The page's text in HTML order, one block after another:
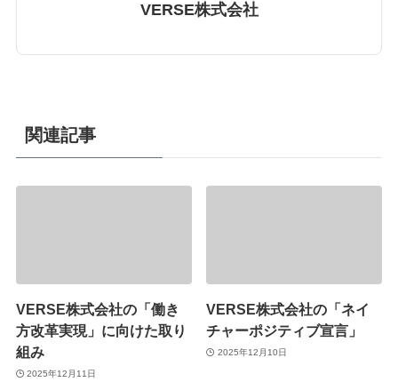
VERSE株式会社
関連記事
VERSE株式会社の「働き
方改革実現」に向けた取り
組み
2025年12月11日
VERSE株式会社の「ネイ
チャーポジティブ宣言」
2025年12月10日